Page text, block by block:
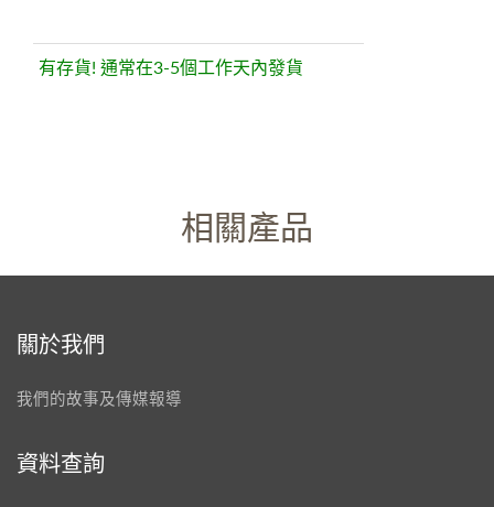
有存貨! 通常在3-5個工作天內發貨
相關產品
關於我們
我們的故事及傳媒報導
資料查詢